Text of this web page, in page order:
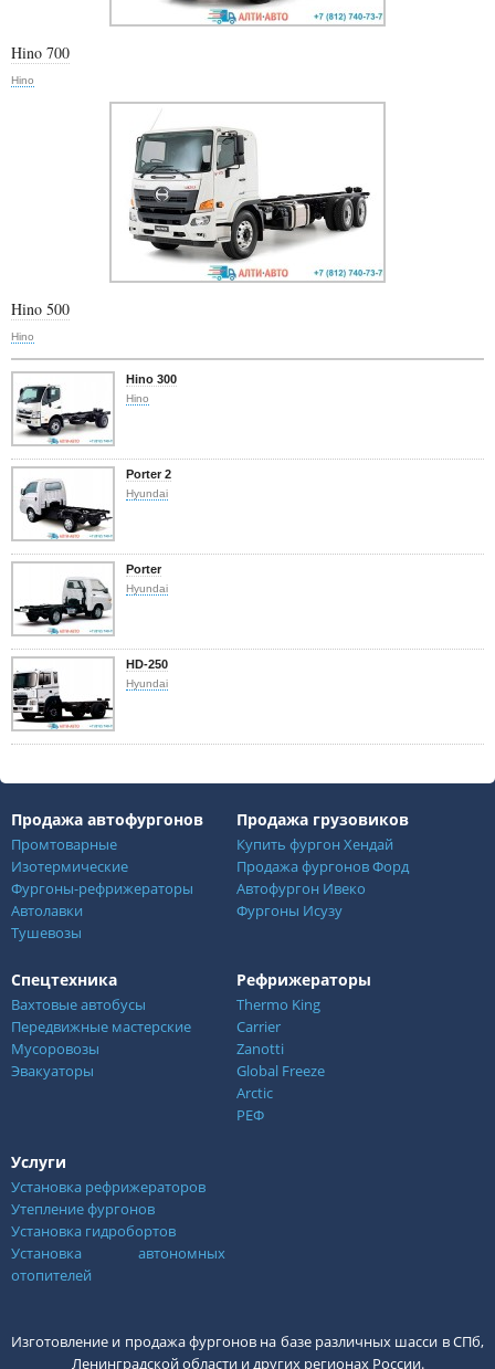
Hino 700
Hino
Hino 500
Hino
Hino 300
Hino
Porter 2
Hyundai
Porter
Hyundai
HD-250
Hyundai
Продажа автофургонов
Промтоварные
Изотермические
Фургоны-рефрижераторы
Автолавки
Тушевозы
Продажа грузовиков
Купить фургон Хендай
Продажа фургонов Форд
Автофургон Ивеко
Фургоны Исузу
Спецтехника
Вахтовые автобусы
Передвижные мастерские
Мусоровозы
Эвакуаторы
Рефрижераторы
Thermo King
Carrier
Zanotti
Global Freeze
Arctic
РЕФ
Услуги
Установка рефрижераторов
Утепление фургонов
Установка гидробортов
Установка автономных
отопителей
Изготовление и продажа фургонов на базе различных шасси в СПб,
Ленинградской области и других регионах России.